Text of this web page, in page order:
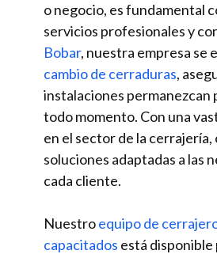
o negocio, es fundamental
servicios profesionales y
Bobar, nuestra empresa se
cambio de cerraduras,
instalaciones permanezcan
todo momento. Con una
en el sector de la
soluciones adaptadas a las
cada cliente.
Nuestroequipo de
capacitados está disponible